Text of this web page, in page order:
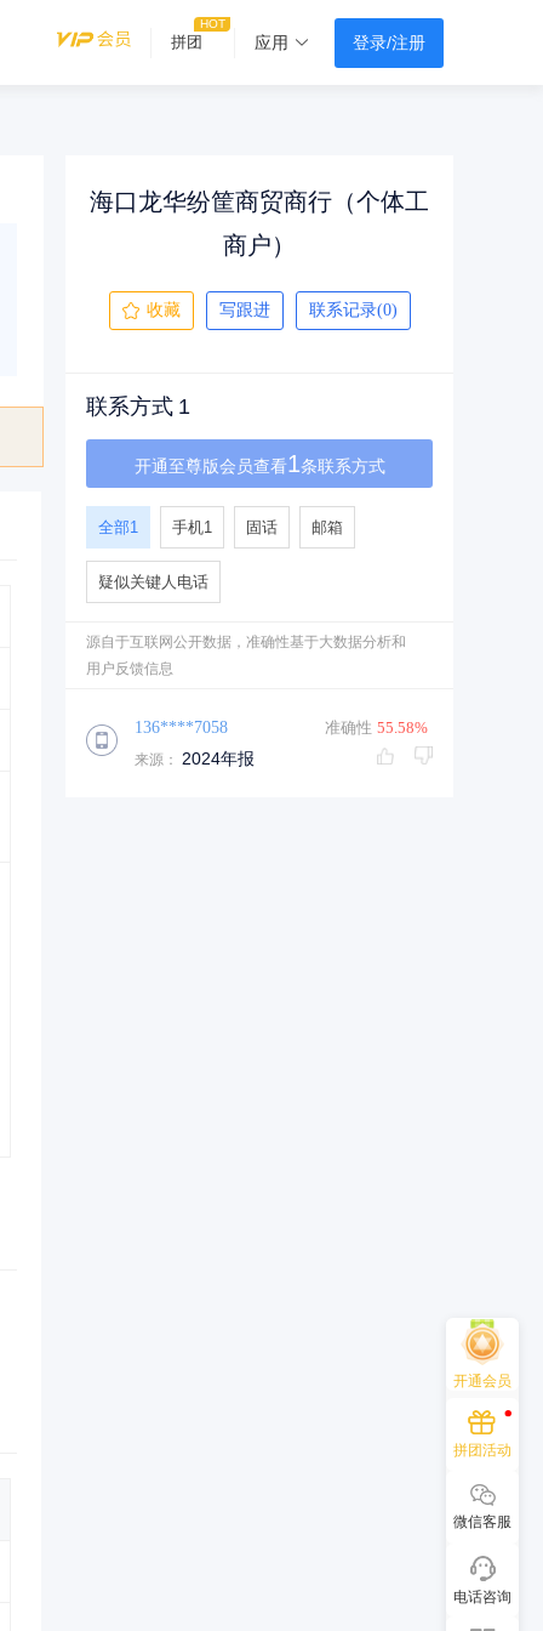
拼团 应用 登录/注册
海口龙华纷筐商贸商行（个体工
商户）
收藏 写跟进 联系记录(0)
联系方式 1
开通至尊版会员查看1条联系方式
全部1 手机1 固话 邮箱
疑似关键人电话
源自于互联网公开数据，准确性基于大数据分析和
用户反馈信息
136****7058 准确性 55.58%
来源： 2024年报
开通会员
拼团活动
微信客服
电话咨询